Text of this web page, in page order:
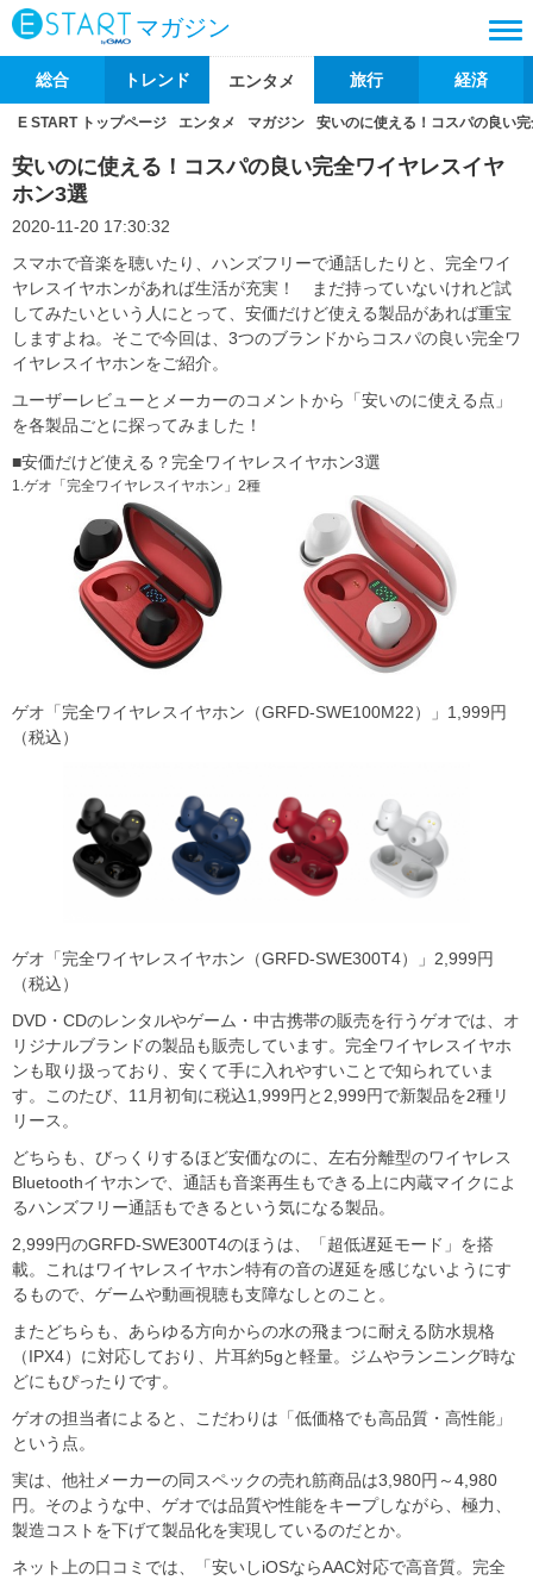
マガジン
総合 トレンド エンタメ 旅行 経済
E START トップページ エンタメ マガジン 安いのに使える！コスパの良い
安いのに使える！コスパの良い完全ワイヤレスイヤ
ホン3選
2020-11-20 17:30:32
スマホで音楽を聴いたり、ハンズフリーで通話したりと、完全ワイ
ヤレスイヤホンがあれば生活が充実！ まだ持っていないけれど試
してみたいという人にとって、安価だけど使える製品があれば重宝
しますよね。そこで今回は、3つのブランドからコスパの良い完全ワ
イヤレスイヤホンをご紹介。
ユーザーレビューとメーカーのコメントから「安いのに使える点」
を各製品ごとに探ってみました！
■安価だけど使える？完全ワイヤレスイヤホン3選
1.ゲオ「完全ワイヤレスイヤホン」2種
ゲオ「完全ワイヤレスイヤホン（GRFD-SWE100M22）」1,999円
（税込）
ゲオ「完全ワイヤレスイヤホン（GRFD-SWE300T4）」2,999円
（税込）
DVD・CDのレンタルやゲーム・中古携帯の販売を行うゲオでは、オ
リジナルブランドの製品も販売しています。完全ワイヤレスイヤホ
ンも取り扱っており、安くて手に入れやすいことで知られていま
す。このたび、11月初旬に税込1,999円と2,999円で新製品を2種リ
リース。
どちらも、びっくりするほど安価なのに、左右分離型のワイヤレス
Bluetoothイヤホンで、通話も音楽再生もできる上に内蔵マイクによ
るハンズフリー通話もできるという気になる製品。
2,999円のGRFD-SWE300T4のほうは、「超低遅延モード」を搭
載。これはワイヤレスイヤホン特有の音の遅延を感じないようにす
るもので、ゲームや動画視聴も支障なしとのこと。
またどちらも、あらゆる方向からの水の飛まつに耐える防水規格
（IPX4）に対応しており、片耳約5gと軽量。ジムやランニング時な
どにもぴったりです。
ゲオの担当者によると、こだわりは「低価格でも高品質・高性能」
という点。
実は、他社メーカーの同スペックの売れ筋商品は3,980円～4,980
円。そのような中、ゲオでは品質や性能をキープしながら、極力、
製造コストを下げて製品化を実現しているのだとか。
ネット上の口コミでは、「安いしiOSならAAC対応で高音質。完全